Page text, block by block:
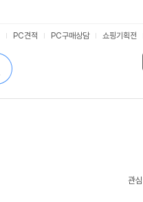
PC견적 PC구매상담 쇼핑기획전
관심